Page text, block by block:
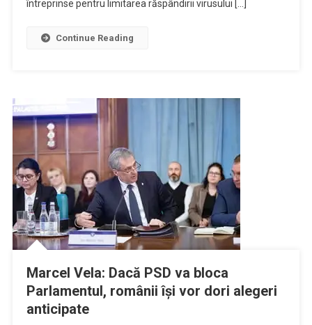
întreprinse pentru limitarea răspândirii virusului […]
Continue Reading
Marcel Vela: Dacă PSD va bloca
Parlamentul, românii îşi vor dori alegeri
anticipate